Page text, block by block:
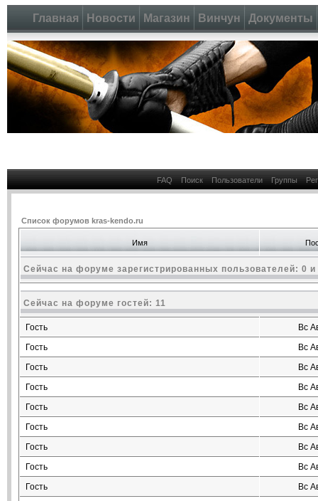
Главная Новости Магазин Винчун Документы
FAQ Поиск Пользователи Группы
Список форумов kras-kendo.ru
Имя
Сейчас на форуме зарегистрированных пользователей: 0
Сейчас на форуме гостей: 11
Гость
Вс
Гость
Вс
Гость
Вс
Гость
Вс
Гость
Вс
Гость
Вс
Гость
Вс
Гость
Вс
Гость
Вс